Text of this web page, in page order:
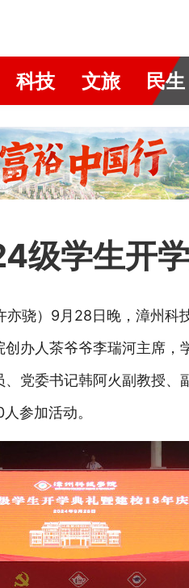
科技 文旅 民生
级学生开
亦骁）9月28日晚，漳州
办人茶爷爷李瑞河主席
党委书记韩阿火副教授
参加活动。